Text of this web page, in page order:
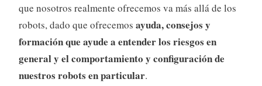
que nosotros realmente ofrecemos va más allá de los
robots, dado que ofrecemos ayuda, consejos y
formación que ayude a entender los riesgos en
general y el comportamiento y configuración de
nuestros robots en particular.